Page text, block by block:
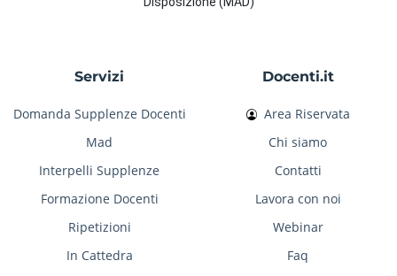
Servizi
Domanda Supplenze Docenti
Mad
Interpelli Supplenze
Formazione Docenti
Ripetizioni
In Cattedra
Docenti.it
Area Riservata
Chi siamo
Contatti
Lavora con noi
Webinar
Faq